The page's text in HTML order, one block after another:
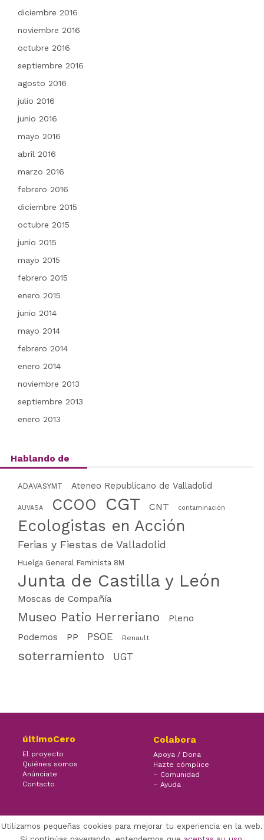
diciembre 2016
noviembre 2016
octubre 2016
septiembre 2016
agosto 2016
julio 2016
junio 2016
mayo 2016
abril 2016
marzo 2016
febrero 2016
diciembre 2015
octubre 2015
junio 2015
mayo 2015
febrero 2015
enero 2015
junio 2014
mayo 2014
febrero 2014
enero 2014
noviembre 2013
septiembre 2013
enero 2013
Hablando de
ADAVASYMT Ateneo Republicano de Valladolid
AUVASA CCOO CGT CNT contaminación
Ecologistas en Acción
Ferias y Fiestas de Valladolid
Huelga General Feminista 8M
Junta de Castilla y León
Moscas de Compañía
Museo Patio Herreriano
Pleno
Podemos
PP PSOE Renault
soterramiento UGT
últimoCero
El proyecto
Quiénes somos
Anúnciate
Contacto
Colabora
Apoya / Dona
Hazte cómplice
– Comunidad
– Ayuda
Facebook Twitter Youtube
Utilizamos pequeñas cookies para mejorar tu experiencia en la web.